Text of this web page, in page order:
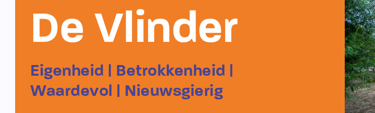
De Vlinder
Eigenheid | Betrokkenheid |
Waardevol | Nieuwsgierig